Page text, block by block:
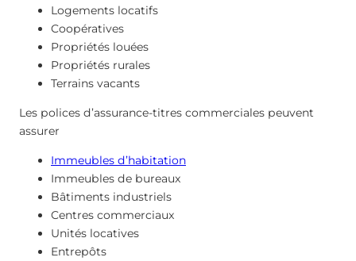
Logements locatifs
Coopératives
Propriétés louées
Propriétés rurales
Terrains vacants
Les polices d’assurance-titres commerciales peuvent
assurer
Immeubles d’habitation
Immeubles de bureaux
Bâtiments industriels
Centres commerciaux
Unités locatives
Entrepôts